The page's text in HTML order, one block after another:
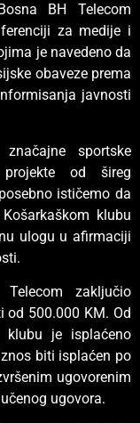
BH Telecom
za medije i
je navedeno da
obaveze prema
javnosti
sportske
od šireg
ističemo da
klubu
ulogu u afirmaciji
zaključio
od 500.000 KM. Od
klubu je isplaćeno
biti isplaćen po
ugovorenim
ugovora.